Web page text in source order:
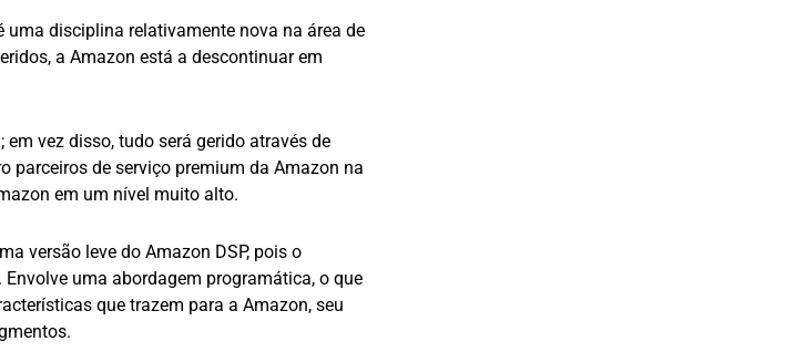
disciplina relativamente nova na área de
a Amazon está a descontinuar em
vez disso, tudo será gerido através de
parceiros de serviço premium da Amazon na
em um nível muito alto.
versão leve do Amazon DSP, pois o
uma abordagem programática, o que
que trazem para a Amazon, seu